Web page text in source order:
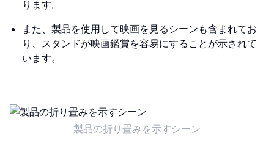
ります。
また、製品を使用して映画を見るシーンも含まれてお
り、スタンドが映画鑑賞を容易にすることが示されて
います。
製品の折り畳みを示すシーン